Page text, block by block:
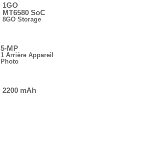
1GO
MT6580 SoC
8GO Storage
5-MP
1 Arrière Appareil
Photo
2200 mAh